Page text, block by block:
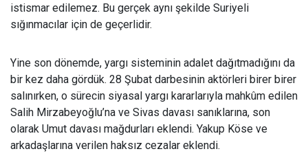
istismar edilemez. Bu gerçek aynı şekilde Suriyeli
sığınmacılar için de geçerlidir.
Yine son dönemde, yargı sisteminin adalet dağıtmadığını da
bir kez daha gördük. 28 Şubat darbesinin aktörleri birer birer
salınırken, o sürecin siyasal yargı kararlarıyla mahkûm edilen
Salih Mirzabeyoğlu’na ve Sivas davası sanıklarına, son
olarak Umut davası mağdurları eklendi. Yakup Köse ve
arkadaşlarına verilen haksız cezalar eklendi.